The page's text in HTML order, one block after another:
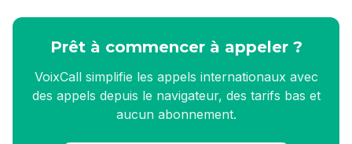
Prêt à commencer à appeler ?
VoixCall simplifie les appels internationaux avec
des appels depuis le navigateur, des tarifs bas et
aucun abonnement.